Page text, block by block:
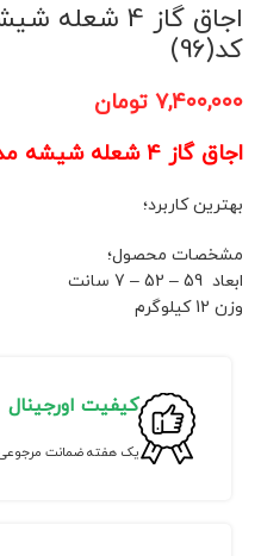
کد(96)
۷,۴۰۰,۰۰۰ تومان
اجاق گاز 4 شعله شیشه مدل G04NL C1B
بهترین کاربرد؛
مشخصات محصول؛
ابعاد 59 – 52 – 7 سانت
وزن 12 کیلوگرم
کیفیت اورجینال
یک هفته ضمانت